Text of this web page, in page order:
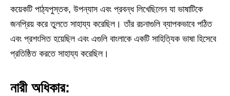
কয়েকটি পাঠ্যপুস্তক, উপন্যাস এবং প্রবন্ধ লিখেছিলেন যা ভাষাটিকে
জনপ্রিয় করে তুলতে সাহায্য করেছিল। তাঁর রচনাগুলি ব্যাপকভাবে পঠিত
এবং প্রশংসিত হয়েছিল এবং এগুলি বাংলাকে একটি সাহিত্যিক ভাষা হিসেবে
প্রতিষ্ঠিত করতে সাহায্য করেছিল।
নারী অধিকার: